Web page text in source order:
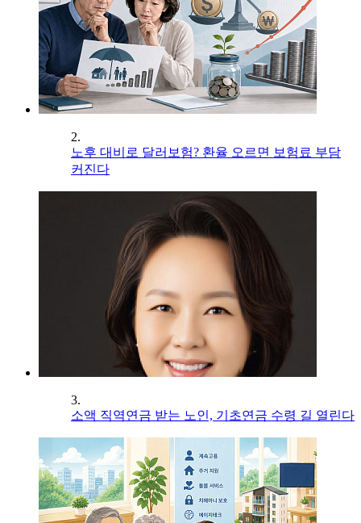
2.
노후 대비로 달러보험? 환율 오르면 보험료 부담
커진다
3.
소액 직역연금 받는 노인, 기초연금 수령 길 열린다